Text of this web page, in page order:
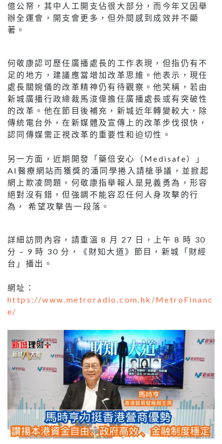
億公帑，其中人工開支佔很大部分，而今年又因舉
辦全運會，開支會更多，但外間感到成效并不顯
著。
何敬康認可歷任廣播處長的工作表現，但指仍有不
足的地方，建議應當增加改革思維。他表示，現任
處長關婉儀的改革精神仍有待觀察。他笑稱，若由
新城廣播行政總裁馬浚偉擔任廣播處長或有突破性
的改革。他在節目後補充，新城近年轉變較大，除
傳統電台外，在新媒體及宣傳上的改革步伐很快，
認同傳媒需正視改革的重要性和迫切性。
另一方面，近期開發「藥倍安心（Medisafe）」
AI醫療網站而獲獎的潘同學捲入請槍爭議，並掀起
網上欺凌問題，何敬康指舉報人是見義勇為，形容
絕對沒有錯，但強調不能容忍任何人身攻擊的行
為， 希望攻擊告一段落。
詳細訪問內容，請重溫 8 月 27 日，上午 8 時 30
分 – 9 時 30 分，《財知大道》節目，新城「財經
台」播出。
網址：
https://www.metroradio.com.hk/MetroFinanc
e/